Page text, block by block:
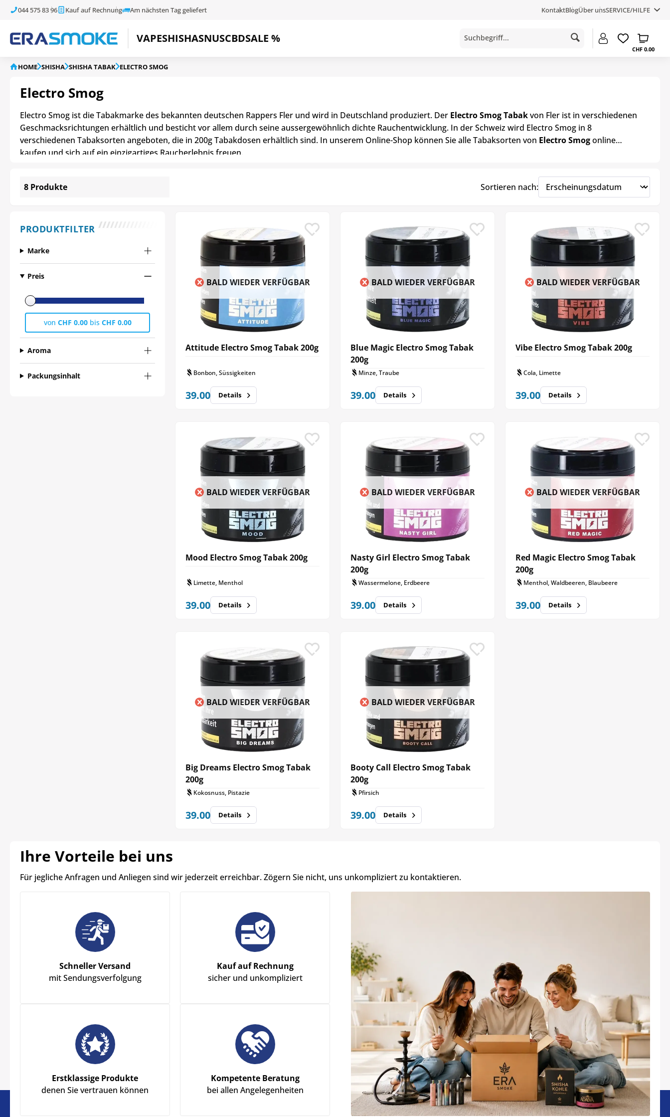
044 575 83 96 Kauf auf Rechnung Am nächsten Tag geliefert KontaktBlogÜber unsSERVICE/HILFE
VAPESHISHASNUSCBDSALE %
CHF 0.00
HOME SHISHA SHISHA TABAK ELECTRO SMOG
Electro Smog
Electro Smog ist die Tabakmarke des bekannten deutschen Rappers Fler und wird in Deutschland produziert. Der Electro Smog Tabakvon Fler ist in verschiedenen
Geschmacksrichtungen erhältlich und besticht vor allem durch seine aussergewöhnlich dichte Rauchentwicklung. In der Schweiz wird Electro Smog in 8
verschiedenen Tabaksorten angeboten, die in 200g Tabakdosen erhältlich sind. In unserem Online-Shop können Sie alle Tabaksorten von Electro Smogonline
kaufen und sich auf ein einzigartiges Raucherlebnis freuen.
8 Produkte Sortieren nach:
PRODUKTFILTER
Marke
Preis
von CHF 0.00bis CHF 0.00
Aroma
Packungsinhalt
BALD WIEDER VERFÜGBAR
Attitude Electro Smog Tabak 200g
Bonbon, Süssigkeiten
39.00 Details
BALD WIEDER VERFÜGBAR
Blue Magic Electro Smog Tabak
200g
Minze, Traube
39.00 Details
BALD WIEDER VERFÜGBAR
Vibe Electro Smog Tabak 200g
Cola, Limette
39.00 Details
BALD WIEDER VERFÜGBAR
Mood Electro Smog Tabak 200g
Limette, Menthol
39.00 Details
BALD WIEDER VERFÜGBAR
Nasty Girl Electro Smog Tabak
200g
Wassermelone, Erdbeere
39.00 Details
BALD WIEDER VERFÜGBAR
Red Magic Electro Smog Tabak
200g
Menthol, Waldbeeren, Blaubeere
39.00 Details
BALD WIEDER VERFÜGBAR
Big Dreams Electro Smog Tabak
200g
Kokosnuss, Pistazie
39.00 Details
BALD WIEDER VERFÜGBAR
Booty Call Electro Smog Tabak
200g
Pfirsich
39.00 Details
Ihre Vorteile bei uns
Für jegliche Anfragen und Anliegen sind wir jederzeit erreichbar. Zögern Sie nicht, uns unkompliziert zu kontaktieren.
Schneller Versand
mit Sendungsverfolgung
Kauf auf Rechnung
sicher und unkompliziert
Erstklassige Produkte
denen Sie vertrauen können
Kompetente Beratung
bei allen Angelegenheiten